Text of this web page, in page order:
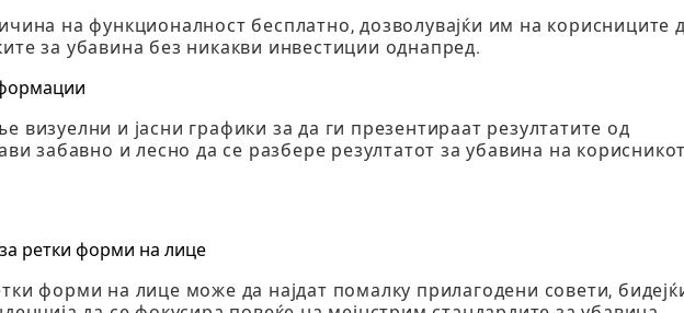
на функционалност бесплатно, дозволувајќи им на корисниците
за убавина без никакви инвестиции однапред.
визуелни и јасни графики за да ги презентираат резултатите од
забавно и лесно да се разбере резултатот за убавина на
ретки форми на лице
форми на лице може да најдат помалку прилагодени совети,